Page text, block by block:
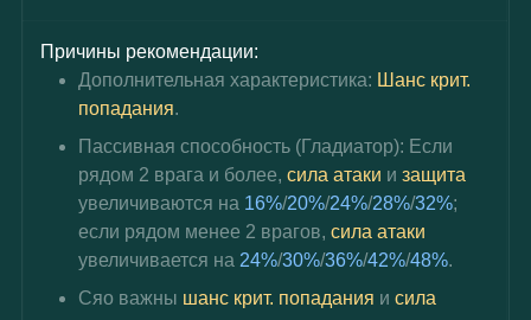
Причины рекомендации:
Дополнительная характеристика: Шанс крит.
попадания.
Пассивная способность (Гладиатор): Если
рядом 2 врага и более, сила атаки и защита
увеличиваются на 16%/20%/24%/28%/32%;
если рядом менее 2 врагов, сила атаки
увеличивается на 24%/30%/36%/42%/48%.
Сяо важны шанс крит. попадания и сила